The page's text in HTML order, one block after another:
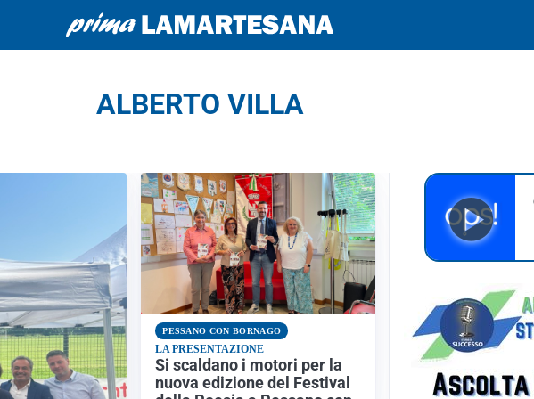
ALBERTO VILLA
PESSANO CON BORNAGO
LA PRESENTAZIONE
Si scaldano i motori per la
nuova edizione del Festival